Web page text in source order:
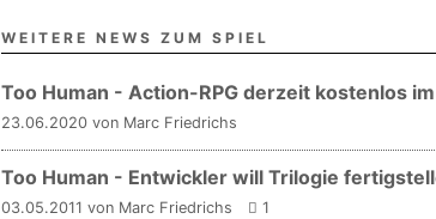
WEITERE NEWS ZUM SPIEL
Too Human - Action-RPG derzeit kostenlos
23.06.2020 von Marc Friedrichs
Too Human - Entwickler will Trilogie
03.05.2011 von Marc Friedrichs 1